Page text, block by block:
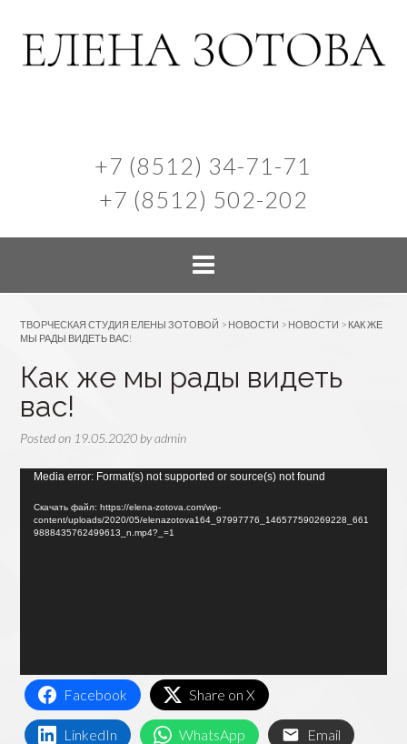
+7 (8512) 34-71-71
+7 (8512) 502-202
ТВОРЧЕСКАЯ СТУДИЯ ЕЛЕНЫ ЗОТОВОЙ > НОВОСТИ > НОВОСТИ > КАК ЖЕ
МЫ РАДЫ ВИДЕТЬ ВАС!
Как же мы рады видеть
вас!
Posted on 19.05.2020 byadmin
Видеоплеер
Media error: Format(s) not supported or source(s) not found
Скачать файл: https://elena-zotova.com/wp-
content/uploads/2020/05/elenazotova164_97997776_146577590269228_661
9888435762499613_n.mp4?_=1
Facebook Share on X
LinkedIn WhatsApp Email